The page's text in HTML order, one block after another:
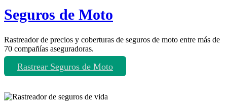
Seguros de Moto
Rastreador de precios y coberturas de seguros de moto entre más de
70 compañías aseguradoras.
Rastrear Seguros de Moto